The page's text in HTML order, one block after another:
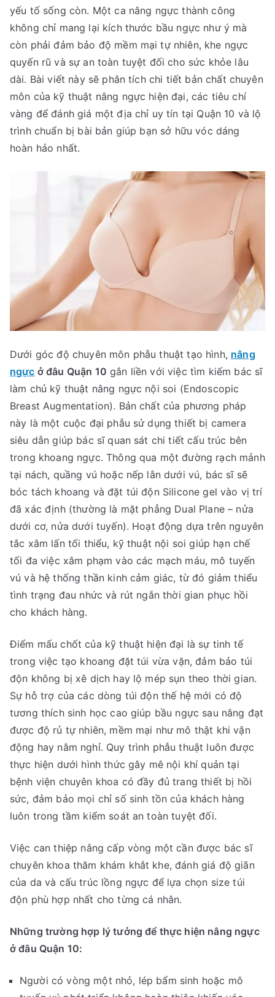
yếu tố sống còn. Một ca nâng ngực thành công
không chỉ mang lại kích thước bầu ngực như ý mà
còn phải đảm bảo độ mềm mại tự nhiên, khe ngực
quyến rũ và sự an toàn tuyệt đối cho sức khỏe lâu
dài. Bài viết này sẽ phân tích chi tiết bản chất chuyên
môn của kỹ thuật nâng ngực hiện đại, các tiêu chí
vàng để đánh giá một địa chỉ uy tín tại Quận 10 và lộ
trình chuẩn bị bài bản giúp bạn sở hữu vóc dáng
hoàn hảo nhất.
Dưới góc độ chuyên môn phẫu thuật tạo hình, nâng
ngực ở đâu Quận 10 gắn liền với việc tìm kiếm bác sĩ
làm chủ kỹ thuật nâng ngực nội soi (Endoscopic
Breast Augmentation). Bản chất của phương pháp
này là một cuộc đại phẫu sử dụng thiết bị camera
siêu dẫn giúp bác sĩ quan sát chi tiết cấu trúc bên
trong khoang ngực. Thông qua một đường rạch mảnh
tại nách, quầng vú hoặc nếp lằn dưới vú, bác sĩ sẽ
bóc tách khoang và đặt túi độn Silicone gel vào vị trí
đã xác định (thường là mặt phẳng Dual Plane – nửa
dưới cơ, nửa dưới tuyến). Hoạt động dựa trên nguyên
tắc xâm lấn tối thiểu, kỹ thuật nội soi giúp hạn chế
tối đa việc xâm phạm vào các mạch máu, mô tuyến
vú và hệ thống thần kinh cảm giác, từ đó giảm thiểu
tình trạng đau nhức và rút ngắn thời gian phục hồi
cho khách hàng.
Điểm mấu chốt của kỹ thuật hiện đại là sự tinh tế
trong việc tạo khoang đặt túi vừa vặn, đảm bảo túi
độn không bị xê dịch hay lộ mép sụn theo thời gian.
Sự hỗ trợ của các dòng túi độn thế hệ mới có độ
tương thích sinh học cao giúp bầu ngực sau nâng đạt
được độ rủ tự nhiên, mềm mại như mô thật khi vận
động hay nằm nghỉ. Quy trình phẫu thuật luôn được
thực hiện dưới hình thức gây mê nội khí quản tại
bệnh viện chuyên khoa có đầy đủ trang thiết bị hồi
sức, đảm bảo mọi chỉ số sinh tồn của khách hàng
luôn trong tầm kiểm soát an toàn tuyệt đối.
Việc can thiệp nâng cấp vòng một cần được bác sĩ
chuyên khoa thăm khám khắt khe, đánh giá độ giãn
của da và cấu trúc lồng ngực để lựa chọn size túi
độn phù hợp nhất cho từng cá nhân.
Những trường hợp lý tưởng để thực hiện nâng ngực
ở đâu Quận 10:
Người có vòng một nhỏ, lép bẩm sinh hoặc mô